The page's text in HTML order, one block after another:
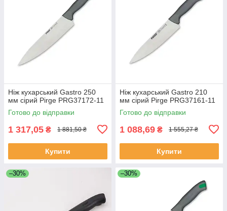
Ніж кухарський Gastro 250
мм сірий Pirge PRG37172-11
Готово до відправки
1 317,05 ₴ 1 881,50 ₴
Купити
Ніж кухарський Gastro 210
мм сірий Pirge PRG37161-11
Готово до відправки
1 088,69 ₴ 1 555,27 ₴
Купити
–30% –30%